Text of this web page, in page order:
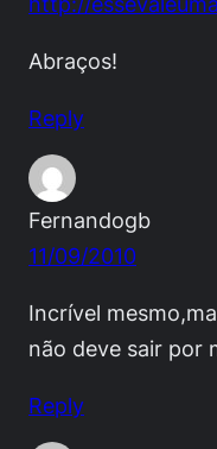
Abraços!
Reply
Fernandogb
11/09/2010
Incrível
não deve sair por
Reply